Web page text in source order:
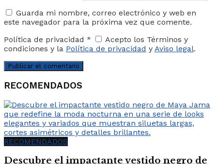
Guarda mi nombre, correo electrónico y web en
este navegador para la próxima vez que comente.
Política de privacidad *
Acepto los Términos y
condiciones y la Política de privacidad y Aviso legal.
RECOMENDADOS
RECOMENDADOS
Descubre el impactante vestido negro de